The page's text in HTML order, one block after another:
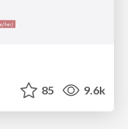
85 9.6k